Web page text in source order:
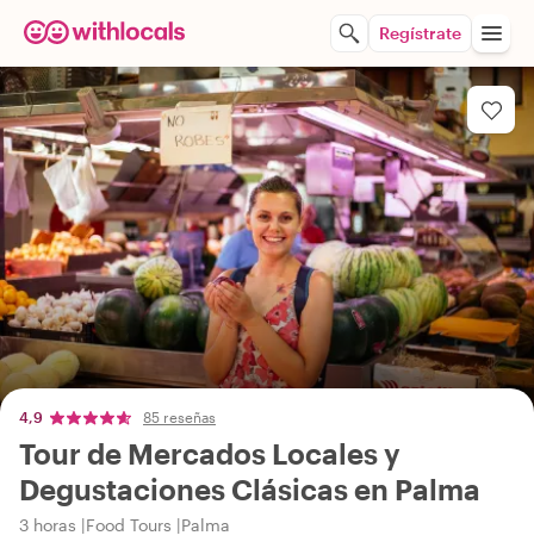
Regístrate
4,9 85 reseñas
Tour de Mercados Locales y
Degustaciones Clásicas en Palma
3 horas Food Tours Palma